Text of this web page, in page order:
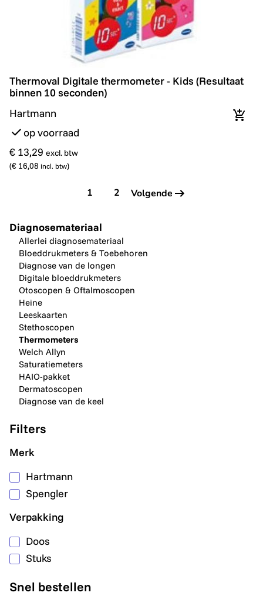
Thermoval Digitale thermometer - Kids (Resultaat
Thermoval Digitale thermometer - Kids (Resultaat
binnen 10 seconden)
Hartmann
op voorraad
€ 13,29 excl. btw
(€ 16,08 incl. btw)
In
1 2 Volgende
Diagnosemateriaal
Allerlei diagnosemateriaal
Bloeddrukmeters & Toebehoren
Diagnose van de longen
Digitale bloeddrukmeters
Otoscopen & Oftalmoscopen
Heine
Leeskaarten
Stethoscopen
Thermometers
Welch Allyn
Saturatiemeters
HAIO-pakket
Dermatoscopen
Diagnose van de keel
Filters
Merk
Hartmann
Spengler
Verpakking
Doos
Stuks
Snel bestellen